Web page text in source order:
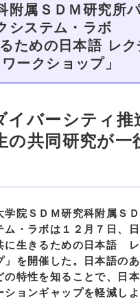
附属ＳＤＭ研究所
システム・ラボ
るための日本語 レク
ワークショップ」
イバーシティ推
の共同研究が一
院ＳＤＭ研究科附属Ｓ
ム・ラボは１２月７日、
に生きるための日本語
」を開催した。日本語の
の特性を知ることで、日
ションギャップを軽減し